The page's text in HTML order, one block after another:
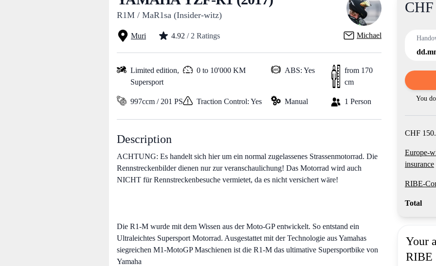
R1M / MaR1sa (Insider-witz)
Muri 4.92 / 2 Ratings Michael
Product
You
CHF
Europe-
insurance
RIBE-
Total
Your
RIBE
Limited edition,
Supersport
0 to 10'000 KM ABS: Yes
from 170
cm
997ccm / 201 PS Traction Control: Yes Manual 1 Person
Description
ACHTUNG: Es handelt sich hier um ein normal zugelassenes Strassenmotorrad. Die
Rennstreckenbilder dienen nur zur veranschaulichung! Das Motorrad wird auch
NICHT für Rennstreckenbesuche vermietet, da es nicht versichert wäre!
Die R1-M wurde mit dem Wissen aus der Moto-GP entwickelt. So entstand ein
Ultraleichtes Supersport Motorrad. Ausgestattet mit der Technologie aus Yamahas
siegreichen M1-MotoGP Maschienen ist die R1-M das ultimative Supersportbike von
Yamaha